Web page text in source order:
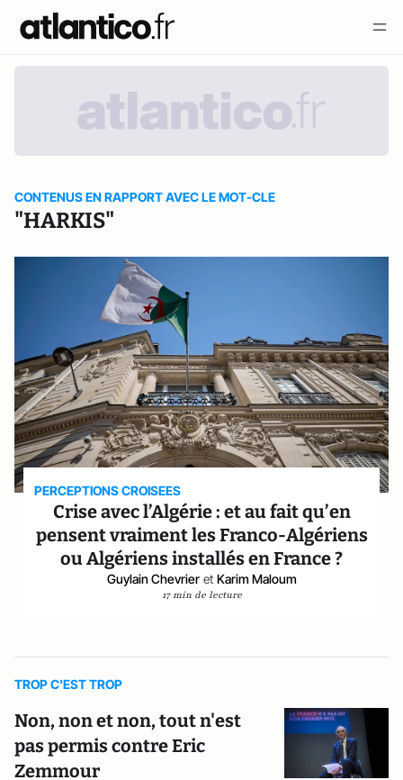
CONTENUS EN RAPPORT AVEC LE MOT-CLE
"HARKIS"
PERCEPTIONS CROISEES
Crise avec l’Algérie : et au fait qu’en
pensent vraiment les Franco-Algériens
ou Algériens installés en France ?
Guylain Chevrier et Karim Maloum
17 min de lecture
TROP C'EST TROP
Non, non et non, tout n'est
pas permis contre Eric
Zemmour